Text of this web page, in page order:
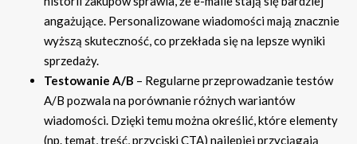
angażujące. Personalizowane wiadomości mają znacznie
wyższą skuteczność, co przekłada się na lepsze wyniki
sprzedaży.
Testowanie A/B – Regularne przeprowadzanie testów
A/B pozwala na porównanie różnych wariantów
wiadomości. Dzięki temu można określić, które elementy
(np. temat, treść, przyciski CTA) najlepiej przyciągają